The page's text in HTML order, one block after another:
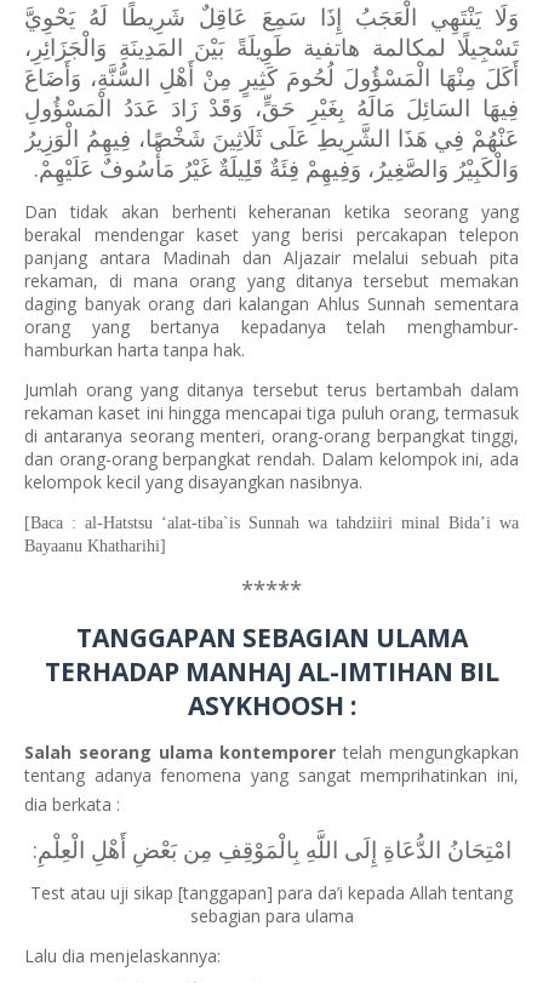
وَلَا يَنْتَهِي الْعَجَبُ إِذَا سَمِعَ عَاقِلٌ شَرِيطًا لَهُ يَحْوِيَّ
تَسْجِيلًا لمكالمة هاتفية طَوِيلَةً بَيْنَ المَدِينَةِ وَالْجَزَائِرِ،
أَكَلَ مِنْهَا الْمَسْؤُولَ لُحُومَ كَثِيرٍ مِنْ أَهْلِ السُّنَّةِ، وَأَضَاعَ
فِيهَا السَائِلَ مَالَهُ بِغَيْرِ حَقٍّ، وَقَدْ زَادَ عَدَدُ الْمَسْؤُولِ
عَنْهُمْ فِي هَذَا الشَّرِيطِ عَلَى ثَلَاثِينَ شَخْصًا، فِيهِمُ الْوَزِيرُ
وَالْكَبِيْرُ وَالصَّغِيرُ، وَفِيهِمْ فِئَةٌ قَلِيلَةٌ غَيْرُ مَأْسُوفٌ عَلَيْهِمْ.
Dan tidak akan berhenti keheranan ketika seorang yang
berakal mendengar kaset yang berisi percakapan telepon
panjang antara Madinah dan Aljazair melalui sebuah pita
rekaman, di mana orang yang ditanya tersebut memakan
daging banyak orang dari kalangan Ahlus Sunnah sementara
orang yang bertanya kepadanya telah menghambur-
hamburkan harta tanpa hak.
Jumlah orang yang ditanya tersebut terus bertambah dalam
rekaman kaset ini hingga mencapai tiga puluh orang, termasuk
di antaranya seorang menteri, orang-orang berpangkat tinggi,
dan orang-orang berpangkat rendah. Dalam kelompok ini, ada
kelompok kecil yang disayangkan nasibnya.
[Baca : al-Hatstsu ‘alat-tiba`is Sunnah wa tahdziiri minal Bida’i wa
Bayaanu Khatharihi]
*****
TANGGAPAN SEBAGIAN ULAMA
TERHADAP MANHAJ AL-IMTIHAN BIL
ASYKHOOSH :
Salah seorang ulama kontemporer telah mengungkapkan
tentang adanya fenomena yang sangat memprihatinkan ini,
dia berkata :
امْتِحَانُ الدُّعَاةِ إِلَى اللَّهِ بِالْمَوْقِفِ مِن بَعْضِ أَهْلِ الْعِلْمِ:
Test atau uji sikap [tanggapan] para da’i kepada Allah tentang
sebagian para ulama
Lalu dia menjelaskannya: